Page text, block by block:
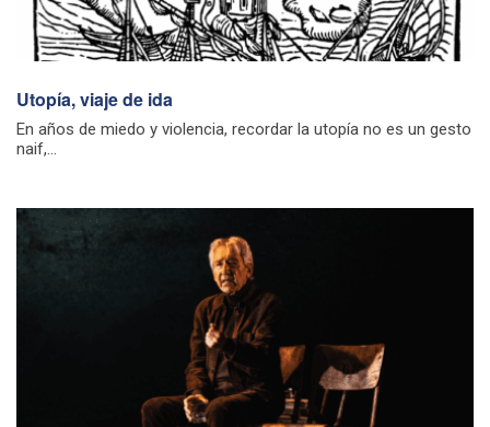
Utopía, viaje de ida
En años de miedo y violencia, recordar la utopía no es un gesto
naif,...